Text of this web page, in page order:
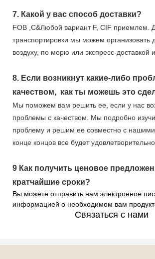
7. Какой у вас способ доставки?
FOB ,C&Любой вариант F, CIF приемлем.
транспортировки мы можем организовать
воздуху, по морю или экспресс-доставкой и
8. Если возникнут какие-либо
качеством, как ты можешь это
Мы поможем вам решить ее, если у нас
проблемы с качеством. Мы подробно
проблему и решим ее совместно с
конце концов все будет удовлетворительно.
9 Как получить ценовое
кратчайшие сроки?
Вы можете отправить нам электронное
информацией о необходимом вам
Связаться с нами